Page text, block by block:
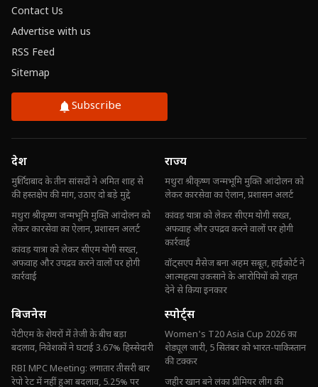
Contact Us
Advertise with us
RSS Feed
Sitemap
Subscribe
देश
मुर्शिदाबाद के तीन सांसदों ने अमित शाह से
की हस्तक्षेप की मांग, उठाए दो बड़े मुद्दे
मथुरा श्रीकृष्ण जन्मभूमि मुक्ति आंदोलन को
लेकर कारसेवा का ऐलान, प्रशासन अलर्ट
कांवड़ यात्रा को लेकर सीएम योगी सख्त,
अफवाह और उपद्रव करने वालों पर होगी
कार्रवाई
राज्य
मथुरा श्रीकृष्ण जन्मभूमि मुक्ति आंदोलन को
लेकर कारसेवा का ऐलान, प्रशासन अलर्ट
कांवड़ यात्रा को लेकर सीएम योगी सख्त,
अफवाह और उपद्रव करने वालों पर होगी
कार्रवाई
वॉट्सएप मैसेज बना अहम सबूत, हाईकोर्ट ने
आत्महत्या उकसाने के आरोपियों को राहत
देने से किया इनकार
बिजनेस
पेटीएम के शेयरों में तेजी के बीच बड़ा
बदलाव, निवेशकों ने घटाई 3.67% हिस्सेदारी
RBI MPC Meeting: लगातार तीसरी बार
रेपो रेट में नहीं हुआ बदलाव, 5.25% पर
स्पोर्ट्स
Women's T20 Asia Cup 2026 का
शेड्यूल जारी, 5 सितंबर को भारत-पाकिस्तान
की टक्कर
जहीर खान बने लंका प्रीमियर लीग की